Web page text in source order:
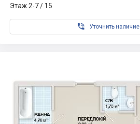
Этаж 2-7 / 15
 Уточнить наличие